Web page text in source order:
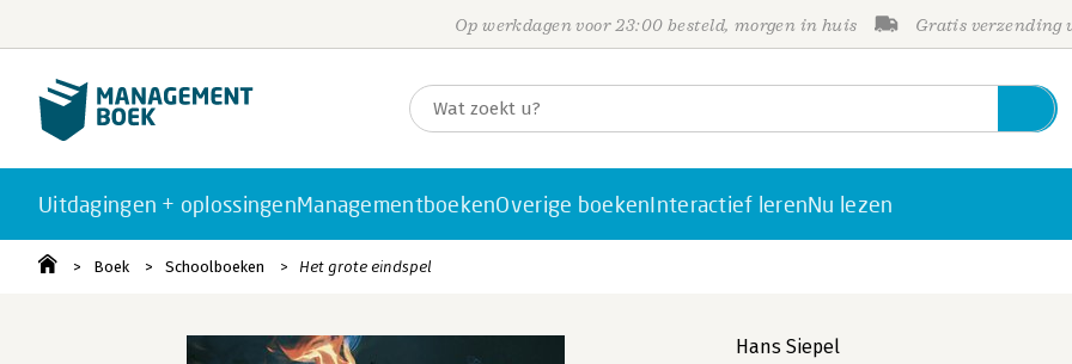
Op werkdagen voor 23:00 besteld, morgen in huis Gratis verzending
Uitdagingen + oplossingenManagementboekenOverige boekenInteractief lerenNu lezen
Boek Schoolboeken Het grote eindspel
Hans Siepel